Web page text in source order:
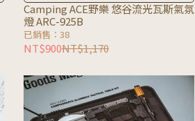
Camping ACE野樂 悠谷流光瓦斯氣氛
燈 ARC-925B
已銷售：38
NT$900NT$1,170